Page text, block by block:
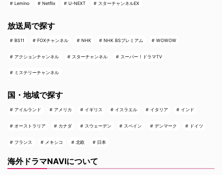
Lemino Netflix U-NEXT スターチャンネルEX
放送局で探す
BS11 FOXチャンネル NHK NHK BSプレミアム WOWOW
アクションチャンネル スターチャンネル スーパー！ドラマTV
ミステリーチャンネル
国・地域で探す
アイルランド アメリカ イギリス イスラエル イタリア インド
オーストラリア カナダ スウェーデン スペイン デンマーク ドイツ
フランス メキシコ 北欧 日本
海外ドラマNAVIについて